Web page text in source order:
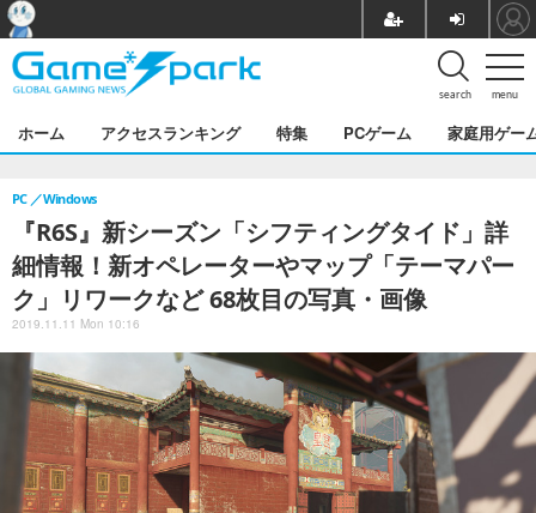
menu
search
ホーム アクセスランキング 特集 PCゲーム 家庭用ゲー
『R6S』新シーズン「シフティングタイド」詳
細情報！新オペレーターやマップ「テーマパー
ク」リワークなど 68枚目の写真・画像
PC Windows
2019.11.11 Mon 10:16